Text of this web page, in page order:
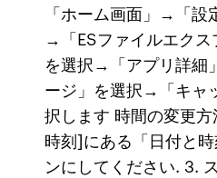
「ホーム画面」→「設
→「ESファイルエクス
を選択→「アプリ詳細
ージ」を選択→「キャ
択します 時間の変更
時刻]にある「日付と
ンにしてください. 3.